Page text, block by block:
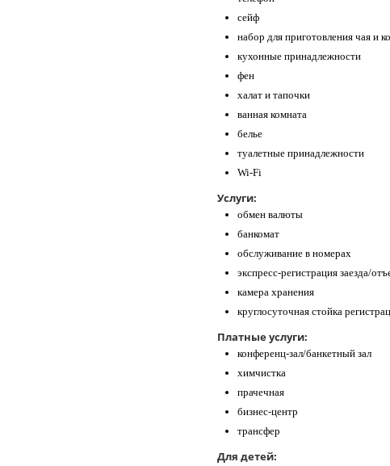
сейф
набор для приготовления чая и
кухонные принадлежности
фен
халат и тапочки
ванная комната
белье
туалетные принадлежности
Wi-Fi
Услуги:
обмен валюты
банкомат
обслуживание в номерах
экспресс-регистрация заезда/
камера хранения
круглосуточная стойка
Платные услуги:
конференц-зал/банкетный зал
химчистка
прачечная
бизнес-центр
трансфер
Для детей: